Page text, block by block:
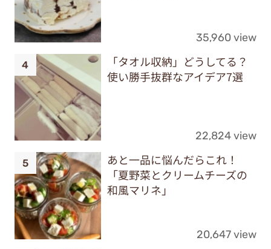
35,960 view
「タオル収納」どうしてる？
使い勝手抜群なアイデア7選
22,824 view
あと一品に悩んだらこれ！
「夏野菜とクリームチーズの
和風マリネ」
20,647 view